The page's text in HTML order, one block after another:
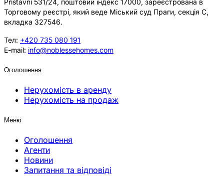
Торговому реєстрі, який веде Міський суд Праги, секція C,
вкладка 327546.
Тел: +420 735 080 191
E-mail: info@noblessehomes.com
Оголошення
Нерухомість в аренду
Нерухомість на продаж
Меню
Оголошення
Агенти
Новини
Запитання та відповіді